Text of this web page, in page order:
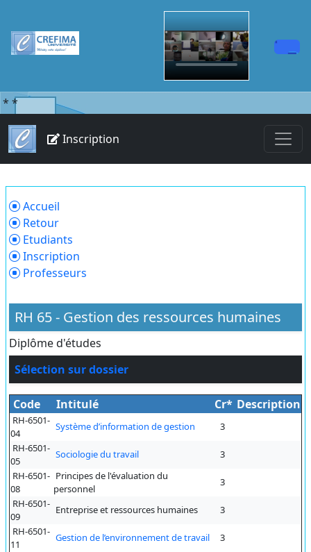
* *
Inscription
Accueil
Retour
Etudiants
Inscription
Professeurs
RH 65 - Gestion des ressources humaines
Diplôme d'études
Sélection sur dossier
Code Intitulé Cr* Description
RH-6501-
04
Système d’information de gestion
3
RH-6501-
05
Sociologie du travail
3
RH-6501-
08
Principes de l'évaluation du
personnel
3
RH-6501-
09
Entreprise et ressources humaines
3
RH-6501-
11
Gestion de l’environnement de travail
3